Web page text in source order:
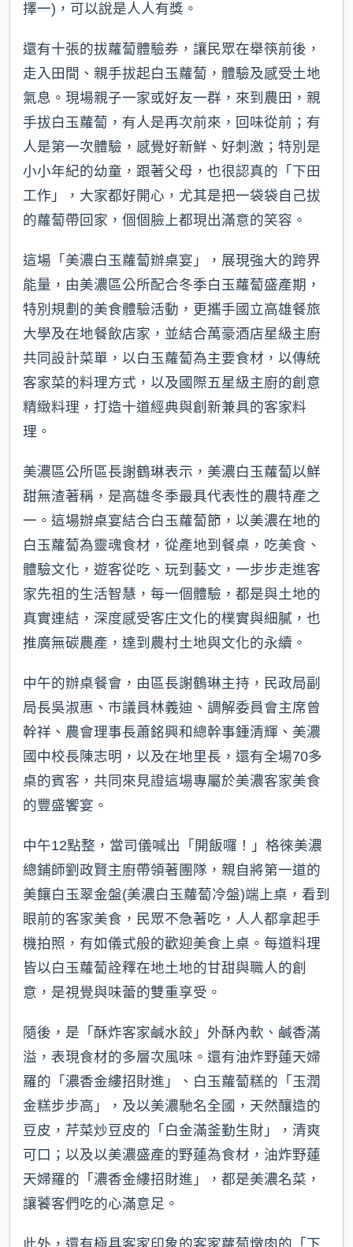
擇一)，可以說是人人有獎。
還有十張的拔蘿蔔體驗券，讓民眾在舉筷前後，
走入田間、親手拔起白玉蘿蔔，體驗及感受土地
氣息。現場親子一家或好友一群，來到農田，親
手拔白玉蘿蔔，有人是再次前來，回味從前；有
人是第一次體驗，感覺好新鮮、好刺激；特別是
小小年紀的幼童，跟著父母，也很認真的「下田
工作」，大家都好開心，尤其是把一袋袋自己拔
的蘿蔔帶回家，個個臉上都現出滿意的笑容。
這場「美濃白玉蘿蔔辦桌宴」，展現強大的跨界
能量，由美濃區公所配合冬季白玉蘿蔔盛產期，
特別規劃的美食體驗活動，更攜手國立高雄餐旅
大學及在地餐飲店家，並結合萬豪酒店星級主廚
共同設計菜單，以白玉蘿蔔為主要食材，以傳統
客家菜的料理方式，以及國際五星級主廚的創意
精緻料理，打造十道經典與創新兼具的客家料
理。
美濃區公所區長謝鶴琳表示，美濃白玉蘿蔔以鮮
甜無渣著稱，是高雄冬季最具代表性的農特產之
一。這場辦桌宴結合白玉蘿蔔節，以美濃在地的
白玉蘿蔔為靈魂食材，從產地到餐桌，吃美食、
體驗文化，遊客從吃、玩到藝文，一步步走進客
家先祖的生活智慧，每一個體驗，都是與土地的
真實連結，深度感受客庄文化的樸實與細膩，也
推廣無碳農產，達到農村土地與文化的永續。
中午的辦桌餐會，由區長謝鶴琳主持，民政局副
局長吳淑惠、市議員林義迪、調解委員會主席曾
幹祥、農會理事長蕭銘興和總幹事鍾清輝、美濃
國中校長陳志明，以及在地里長，還有全場70多
桌的賓客，共同來見證這場專屬於美濃客家美食
的豐盛饗宴。
中午12點整，當司儀喊出「開飯囉！」格徠美濃
總鋪師劉政賢主廚帶領著團隊，親自將第一道的
美饟白玉翠金盤(美濃白玉蘿蔔冷盤)端上桌，看到
眼前的客家美食，民眾不急著吃，人人都拿起手
機拍照，有如儀式般的歡迎美食上桌。每道料理
皆以白玉蘿蔔詮釋在地土地的甘甜與職人的創
意，是視覺與味蕾的雙重享受。
隨後，是「酥炸客家鹹水餃」外酥內軟、鹹香滿
溢，表現食材的多層次風味。還有油炸野蓮天婦
羅的「濃香金縷招財進」、白玉蘿蔔糕的「玉潤
金糕步步高」，及以美濃馳名全國，天然釀造的
豆皮，芹菜炒豆皮的「白金滿釜勤生財」，清爽
可口；以及以美濃盛產的野蓮為食材，油炸野蓮
天婦羅的「濃香金縷招財進」，都是美濃名菜，
讓饕客們吃的心滿意足。
此外，還有極具客家印象的客家蘿蔔燉肉的「下